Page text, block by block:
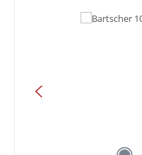
Bildergalerie überspringen